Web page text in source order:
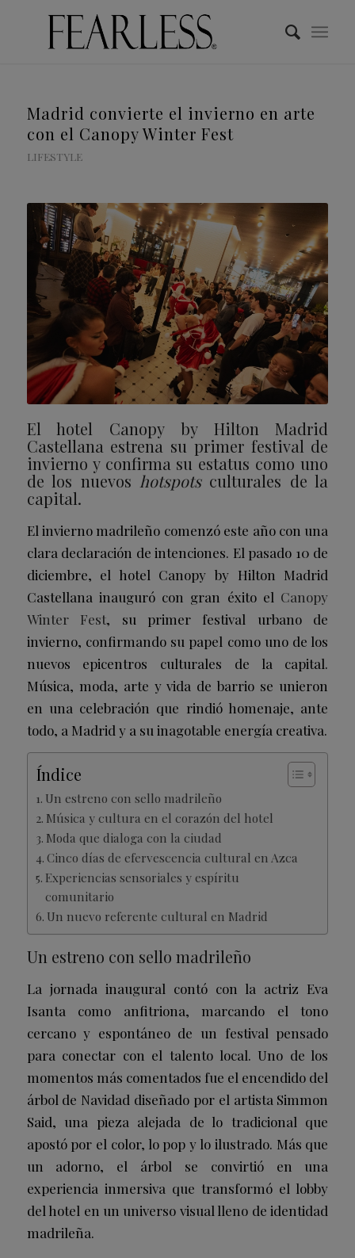
Madrid convierte el invierno en arte
con el Canopy Winter Fest
LIFESTYLE
El hotel Canopy by Hilton Madrid
Castellana estrena su primer festival de
invierno y confirma su estatus como uno
de los nuevos hotspotsculturales de la
capital.
El invierno madrileño comenzó este año con una
clara declaración de intenciones. El pasado 10 de
diciembre, el hotel Canopy by Hilton Madrid
Castellana inauguró con gran éxito el Canopy
Winter Fest, su primer festival urbano de
invierno, confirmando su papel como uno de los
nuevos epicentros culturales de la capital.
Música, moda, arte y vida de barrio se unieron
en una celebración que rindió homenaje, ante
todo, a Madrid y a su inagotable energía creativa.
Índice
Un estreno con sello madrileño
Música y cultura en el corazón del hotel
Moda que dialoga con la ciudad
Cinco días de efervescencia cultural en Azca
Experiencias sensoriales y espíritu
comunitario
Un nuevo referente cultural en Madrid
Un estreno con sello madrileño
La jornada inaugural contó con la actriz Eva
Isanta como anfitriona, marcando el tono
cercano y espontáneo de un festival pensado
para conectar con el talento local. Uno de los
momentos más comentados fue el encendido del
árbol de Navidad diseñado por el artista Simmon
Said, una pieza alejada de lo tradicional que
apostó por el color, lo pop y lo ilustrado. Más que
un adorno, el árbol se convirtió en una
experiencia inmersiva que transformó el lobby
del hotel en un universo visual lleno de identidad
madrileña.